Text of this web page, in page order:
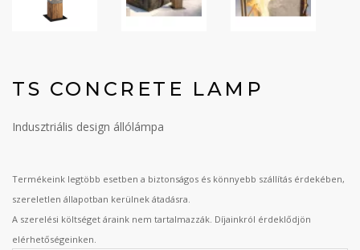
TS CONCRETE LAMP
Indusztriális design állólámpa
Termékeink legtöbb esetben a biztonságos és könnyebb szállítás érdekében,
szereletlen állapotban kerülnek átadásra.
A szerelési költséget áraink nem tartalmazzák. Díjainkról érdeklődjön
elérhetőségeinken.